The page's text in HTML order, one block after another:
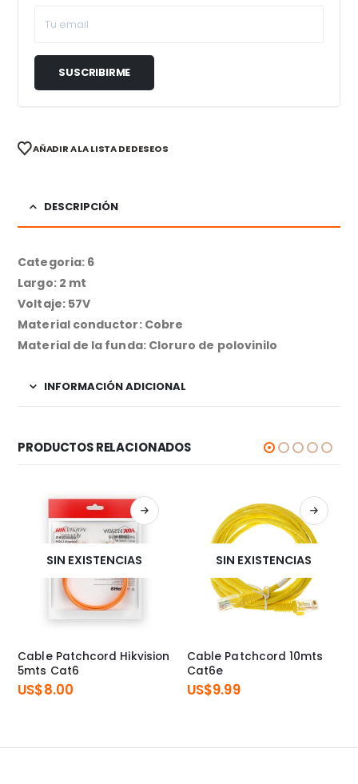
AÑADIR A LA LISTA DE DESEOS
DESCRIPCIÓN
Categoria: 6
Largo: 2 mt
Voltaje: 57V
Material conductor: Cobre
Material de la funda: Cloruro de polovinilo
INFORMACIÓN ADICIONAL
PRODUCTOS RELACIONADOS
SIN EXISTENCIAS
Cable Patchcord Hikvision
5mts Cat6
US$8.00
SIN EXISTENCIAS
Cable Patchcord 10mts
Cat6e
US$9.99